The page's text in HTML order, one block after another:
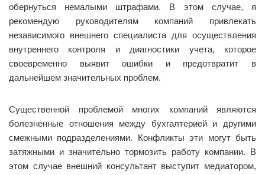
обернуться немалыми штрафами. В этом случае, я
рекомендую руководителям компаний привлекать
независимого внешнего специалиста для осуществления
внутреннего контроля и диагностики учета, которое
своевременно выявит ошибки и предотвратит в
дальнейшем значительных проблем.
Существенной проблемой многих компаний являются
болезненные отношения между бухгалтерией и другими
смежными подразделениями. Конфликты эти могут быть
затяжными и значительно тормозить работу компании. В
этом случае внешний консультант выступит медиатором,